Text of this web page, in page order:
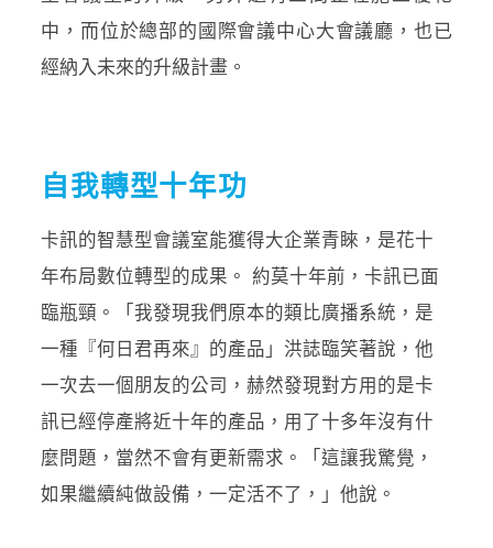
中，而位於總部的國際會議中心大會議廳，也已
經納入未來的升級計畫。
自我轉型十年功
卡訊的智慧型會議室能獲得大企業青睞，是花十
年布局數位轉型的成果。 約莫十年前，卡訊已面
臨瓶頸。「我發現我們原本的類比廣播系統，是
一種『何日君再來』的產品」洪誌臨笑著說，他
一次去一個朋友的公司，赫然發現對方用的是卡
訊已經停產將近十年的產品，用了十多年沒有什
麼問題，當然不會有更新需求。「這讓我驚覺，
如果繼續純做設備，一定活不了，」他說。